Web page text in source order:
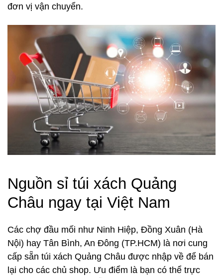
đơn vị vận chuyển.
Nguồn sỉ túi xách Quảng
Châu ngay tại Việt Nam
Các chợ đầu mối như Ninh Hiệp, Đồng Xuân (Hà
Nội) hay Tân Bình, An Đông (TP.HCM) là nơi cung
cấp sẵn túi xách Quảng Châu được nhập về để bán
lại cho các chủ shop. Ưu điểm là bạn có thể trực